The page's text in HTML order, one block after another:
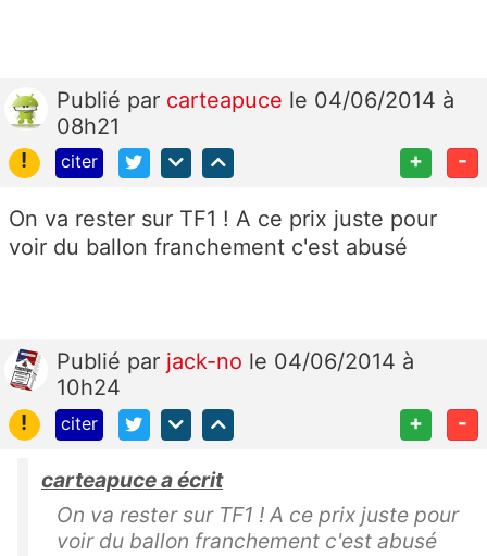
Publié par carteapuce le 04/06/2014 à
08h21
!
citer + -
On va rester sur TF1 ! A ce prix juste pour
voir du ballon franchement c'est abusé
Publié par jack-no le 04/06/2014 à
10h24
!
citer + -
carteapuce a écrit
On va rester sur TF1 ! A ce prix juste pour
voir du ballon franchement c'est abusé